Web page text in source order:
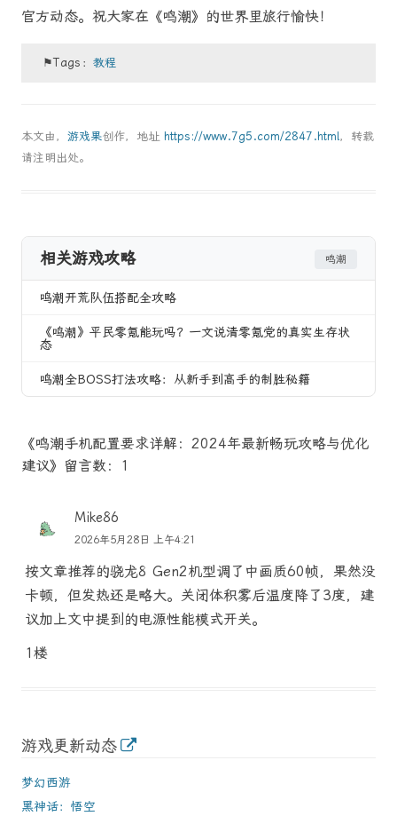
官方动态。祝大家在《鸣潮》的世界里旅行愉快！
⚑Tags：教程
本文由， 游戏果创作，地址 https://www.7g5.com/2847.html，转载
请注明出处。
相关游戏攻略 鸣潮
鸣潮开荒队伍搭配全攻略
《鸣潮》平民零氪能玩吗？一文说清零氪党的真实生存状
态
鸣潮全BOSS打法攻略：从新手到高手的制胜秘籍
《鸣潮手机配置要求详解：2024年最新畅玩攻略与优化
建议》留言数：1
Mike86
2026年5月28日 上午4:21
按文章推荐的骁龙8 Gen2机型调了中画质60帧，果然没
卡顿，但发热还是略大。关闭体积雾后温度降了3度，建
议加上文中提到的电源性能模式开关。
1楼
游戏更新动态
梦幻西游
黑神话：悟空